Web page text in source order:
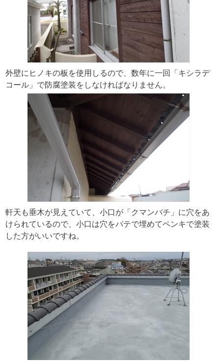
外壁にヒノキの板を使用しるので、数年に一回「キシラデ
コール」で防腐塗装をしなければなりません。
軒天も垂木が見えていて、小口が「クマンバチ」に穴をあ
けられているので、小口は穴をパテで埋めてペンキで塗装
した方がいいですね。